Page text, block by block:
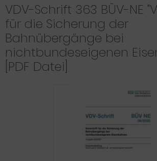
VDV-Schrift 363 BÜV-NE
für die Sicherung der
Bahnübergänge bei
nichtbundeseigenen
[PDF Datei]